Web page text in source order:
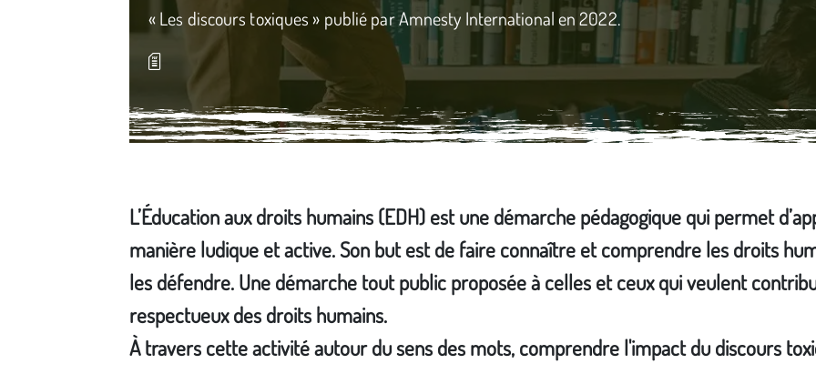
« Les discours toxiques » publié par Amnesty International en 2022.­
L’Éducation aux droits humains (EDH) est une démarche pédagogique qui permet
manière ludique et active. Son but est de faire connaître et comprendre les droits
les défendre. Une démarche tout public proposée à celles et ceux qui veulent
respectueux des droits humains.
À travers cette activité autour du sens des mots, comprendre l'impact du discours